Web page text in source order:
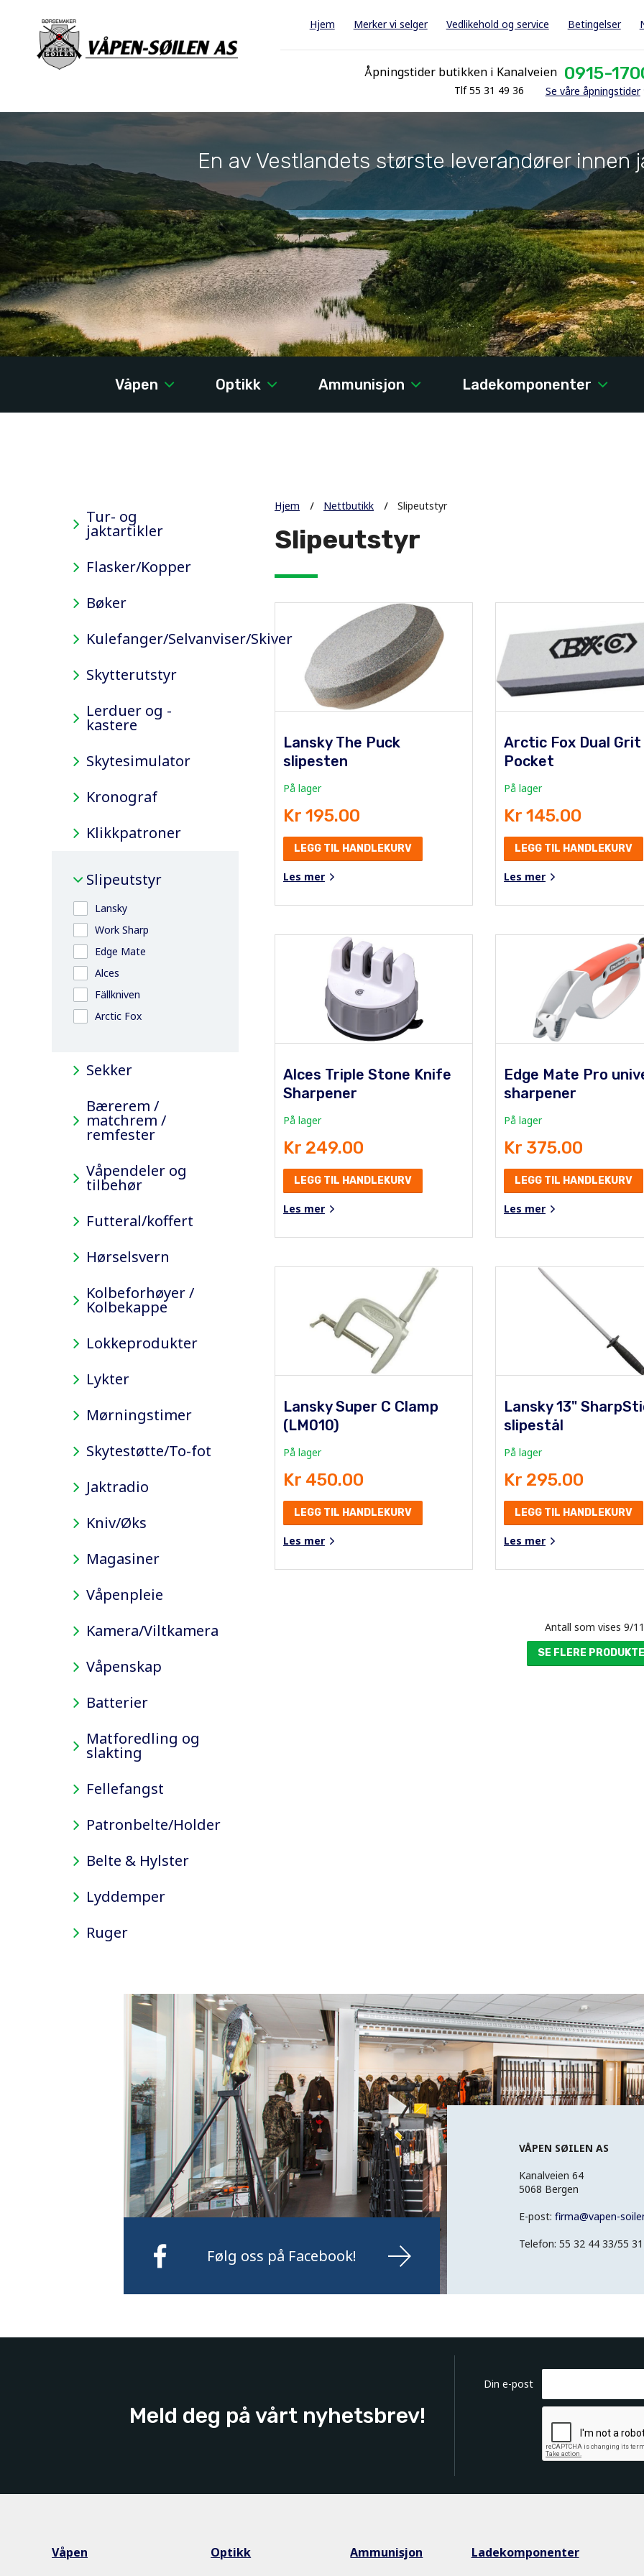
Hjem Merker vi selger Vedlikehold og service Betingelser
Åpningstider butikken i Kanalveien 0915-
Tlf 55 31 49 36 Se våre åpningstider
En av Vestlandets største leverandører innen
Våpen Optikk Ammunisjon Ladekomponenter
Tur- og
jaktartikler
Flasker/Kopper
Bøker
Kulefanger/Selvanviser/Skiver
Skytterutstyr
Lerduer og -
kastere
Skytesimulator
Kronograf
Klikkpatroner
Slipeutstyr
Lansky
Work Sharp
Edge Mate
Alces
Fällkniven
Arctic Fox
Sekker
Bærerem /
matchrem /
remfester
Våpendeler og
tilbehør
Futteral/koffert
Hørselsvern
Kolbeforhøyer /
Kolbekappe
Lokkeprodukter
Lykter
Mørningstimer
Skytestøtte/To-fot
Jaktradio
Kniv/Øks
Magasiner
Våpenpleie
Kamera/Viltkamera
Våpenskap
Batterier
Matforedling og
slakting
Fellefangst
Patronbelte/Holder
Belte & Hylster
Lyddemper
Ruger
Hjem Nettbutikk Slipeutstyr
Slipeutstyr
Lansky The Puck
slipesten
På lager
Kr 195.00
LEGG TIL HANDLEKURV
Les mer
Arctic Fox Dual Grit
Pocket
På lager
Kr 145.00
LEGG TIL HANDLEKURV
Les mer
Alces Triple Stone Knife
Sharpener
På lager
Kr 249.00
LEGG TIL HANDLEKURV
Les mer
Edge Mate Pro
sharpener
På lager
Kr 375.00
LEGG TIL HANDLEKURV
Les mer
Lansky Super C Clamp
(LM010)
På lager
Kr 450.00
LEGG TIL HANDLEKURV
Les mer
Lansky 13"
slipestål
På lager
Kr 295.00
LEGG TIL HANDLEKURV
Les mer
Antall som vises 9/11
SE FLERE
Følg oss på Facebook!
VÅPEN SØILEN AS
Kanalveien 64
5068 Bergen
E-post: firma@vapen-
Telefon: 55 32 44 33/55
Meld deg på vårt nyhetsbrev!
Din e-post
Våpen Optikk Ammunisjon Ladekomponenter